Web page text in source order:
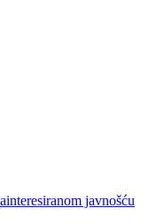
javnošću